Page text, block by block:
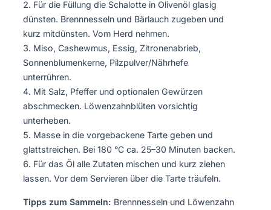
Für die Füllung die Schalotte in Olivenöl glasig
dünsten. Brennnesseln und Bärlauch zugeben und
kurz mitdünsten. Vom Herd nehmen.
Miso, Cashewmus, Essig, Zitronenabrieb,
Sonnenblumenkerne, Pilzpulver/Nährhefe
unterrühren.
Mit Salz, Pfeffer und optionalen Gewürzen
abschmecken. Löwenzahnblüten vorsichtig
unterheben.
Masse in die vorgebackene Tarte geben und
glattstreichen. Bei 180 °C ca. 25–30 Minuten backen.
Für das Öl alle Zutaten mischen und kurz ziehen
lassen. Vor dem Servieren über die Tarte träufeln.
Tipps zum Sammeln: Brennnesseln und Löwenzahn